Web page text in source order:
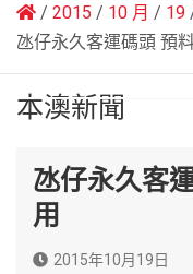
2015 10 月
19
氹仔永久客運碼頭 預
本澳新聞
氹仔永久客
用
2015年10月19日